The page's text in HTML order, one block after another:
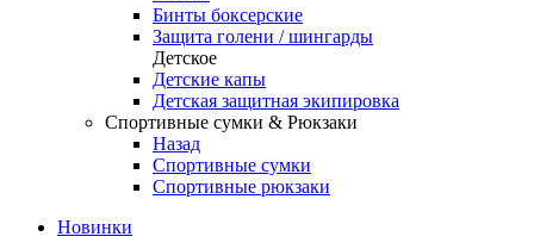
Бинты боксерские
Защита голени / шингарды
Детское
Детские капы
Детская защитная экипировка
Спортивные сумки & Рюкзаки
Назад
Спортивные сумки
Спортивные рюкзаки
Новинки